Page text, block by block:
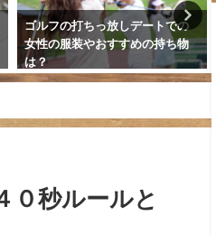
全米女子オープンゴルフ２０２
１賞金配分一覧 初の日本人同
士のプレーオフで笹生が優勝
秒ルールと